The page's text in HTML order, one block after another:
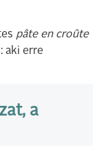
pâte en croûte
aki erre
a